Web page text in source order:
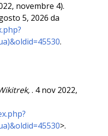
novembre 4).
5, 2026 da
.
. 4 nov 2022,
>.